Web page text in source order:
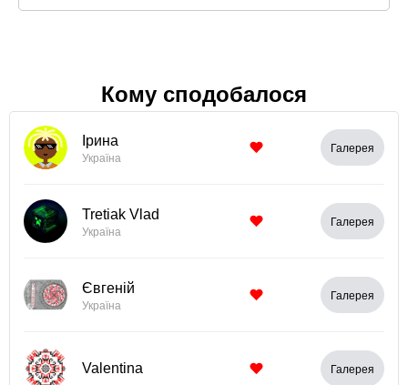
Кому сподобалося
Ірина
Україна
Галерея
Tretiak Vlad
Україна
Галерея
Євгеній
Україна
Галерея
Valentina Галерея